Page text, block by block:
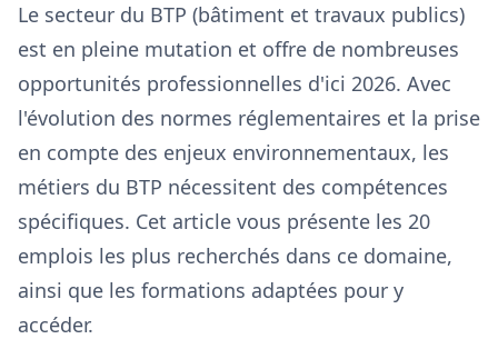
Le secteur du BTP (bâtiment et travaux publics)
est en pleine mutation et offre de nombreuses
opportunités professionnelles d'ici 2026. Avec
l'évolution des normes réglementaires et la prise
en compte des enjeux environnementaux, les
métiers du BTP nécessitent des compétences
spécifiques. Cet article vous présente les 20
emplois les plus recherchés dans ce domaine,
ainsi que les formations adaptées pour y
accéder.